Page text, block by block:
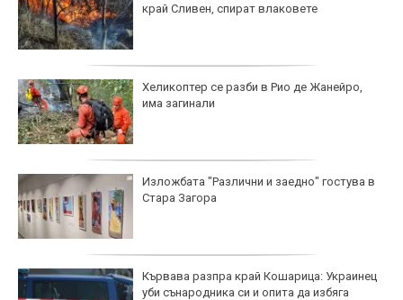
край Сливен, спират влаковете
Хеликоптер се разби в Рио де Жанейро,
има загинали
Изложбата "Различни и заедно" гостува в
Стара Загора
Кървава разпра край Кошарица: Украинец
уби сънародника си и опита да избяга